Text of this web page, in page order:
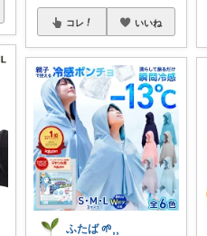
コレ いいね
ふたば 🌱⸒⸒